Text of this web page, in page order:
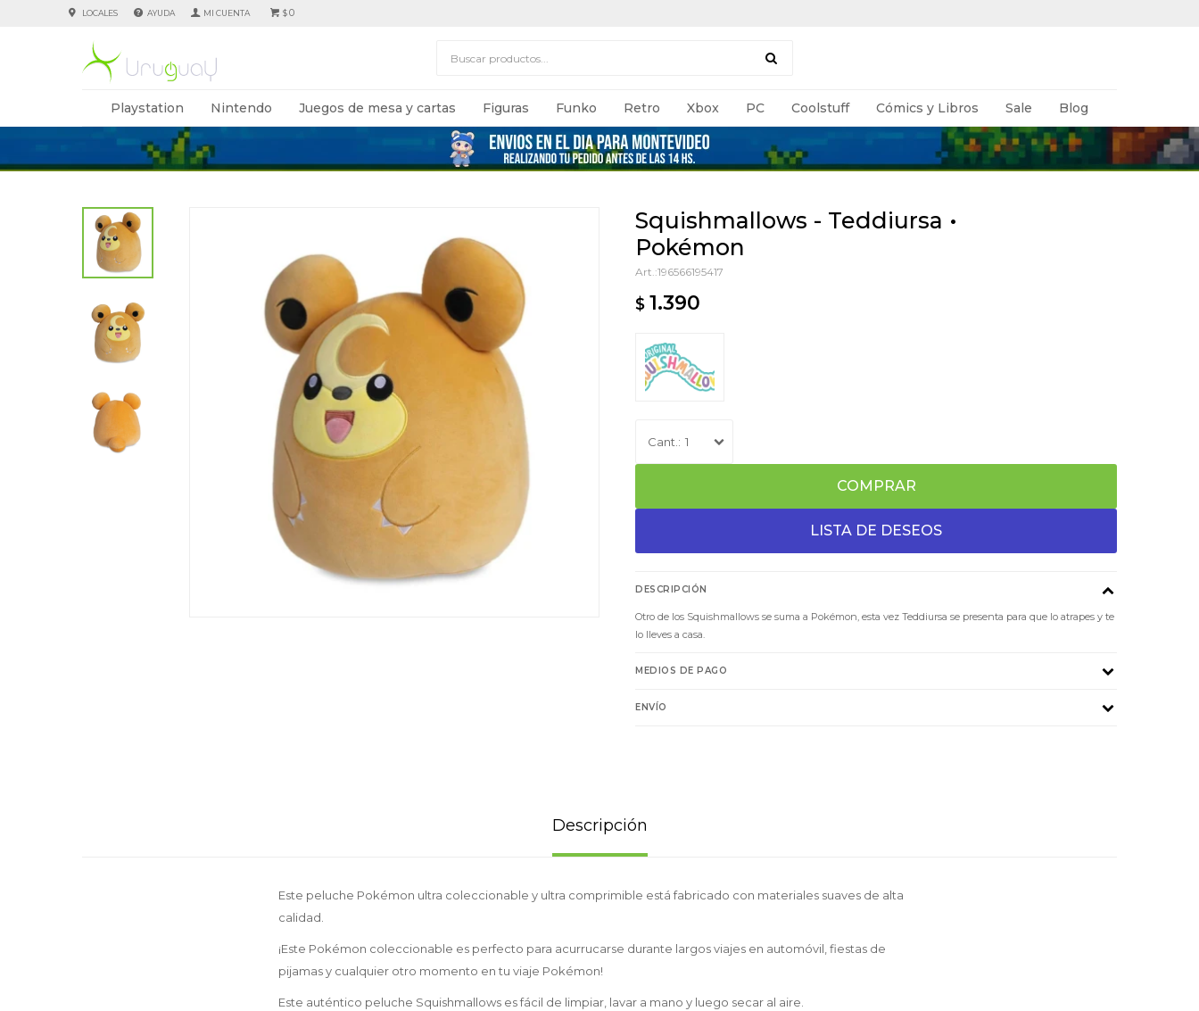
Playstation Nintendo Juegos de mesa y cartas Figuras Funko Retro Xbox PC Coolstuff Cómics y Libros Sale Blog
$0
LOCALES AYUDA
Squishmallows - Teddiursa •
Pokémon
196566195417
$ 1.390
1
COMPRAR
DESCRIPCIÓN
Otro de los Squishmallows se suma a Pokémon, esta vez Teddiursa se presenta para que lo atrapes y te
lo lleves a casa.
MEDIOS DE PAGO
ENVÍO
Descripción
Este peluche Pokémon ultra coleccionable y ultra comprimible está fabricado con materiales suaves de alta
calidad.
¡Este Pokémon coleccionable es perfecto para acurrucarse durante largos viajes en automóvil, fiestas de
pijamas y cualquier otro momento en tu viaje Pokémon!
Este auténtico peluche Squishmallows es fácil de limpiar, lavar a mano y luego secar al aire.